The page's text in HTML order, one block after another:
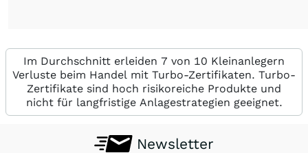
Im Durchschnitt erleiden 7 von 10 Kleinanlegern
Verluste beim Handel mit Turbo-Zertifikaten. Turbo-
Zertifikate sind hoch risikoreiche Produkte und
nicht für langfristige Anlagestrategien geeignet.
Newsletter